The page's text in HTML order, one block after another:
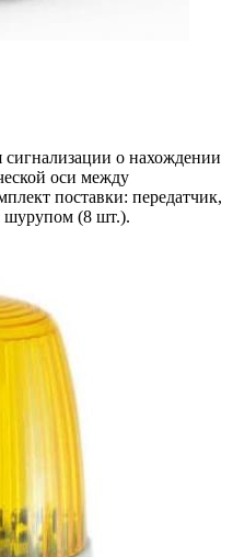
о нахождении
оси между
поставки: передатчик,
шурупом (8 шт.).